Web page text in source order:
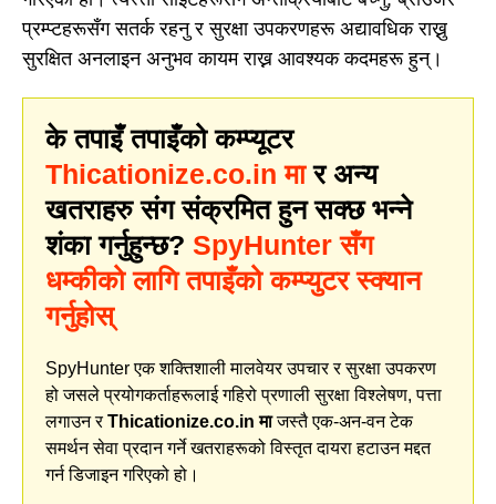
प्रम्प्टहरूसँग सतर्क रहनु र सुरक्षा उपकरणहरू अद्यावधिक राख्नु
सुरक्षित अनलाइन अनुभव कायम राख्न आवश्यक कदमहरू हुन्।
के तपाइँ तपाइँको कम्प्यूटर
Thicationize.co.in मार अन्य
खतराहरु संग संक्रमित हुन सक्छ भन्ने
शंका गर्नुहुन्छ? SpyHunter सँग
धम्कीको लागि तपाइँको कम्प्युटर स्क्यान
गर्नुहोस्
SpyHunter एक शक्तिशाली मालवेयर उपचार र सुरक्षा उपकरण
हो जसले प्रयोगकर्ताहरूलाई गहिरो प्रणाली सुरक्षा विश्लेषण, पत्ता
लगाउन रThicationize.co.in माजस्तै एक-अन-वन टेक
समर्थन सेवा प्रदान गर्ने खतराहरूको विस्तृत दायरा हटाउन मद्दत
गर्न डिजाइन गरिएको हो।